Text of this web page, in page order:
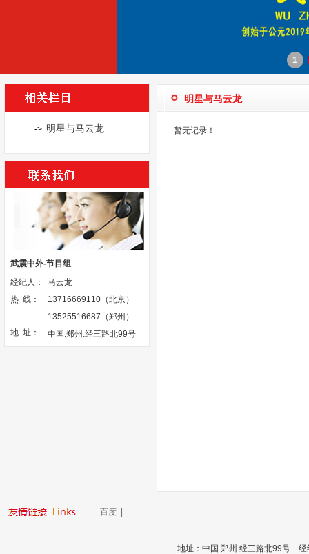
1
-> 明星与马云龙
武震中外-节目组
经纪人：
马云龙
热 线：
13716669110（北京）
13525516687（郑州）
地 址：
中国.郑州.经三路北99号
明星与马云龙
暂无记录！
百度
地址：中国.郑州.经三路北99号